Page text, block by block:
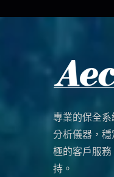
專業的保全
分析儀器，
極的客戶服
持。